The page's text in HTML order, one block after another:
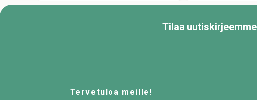
Tilaa uutiskirjeemme
Tervetuloa meille!